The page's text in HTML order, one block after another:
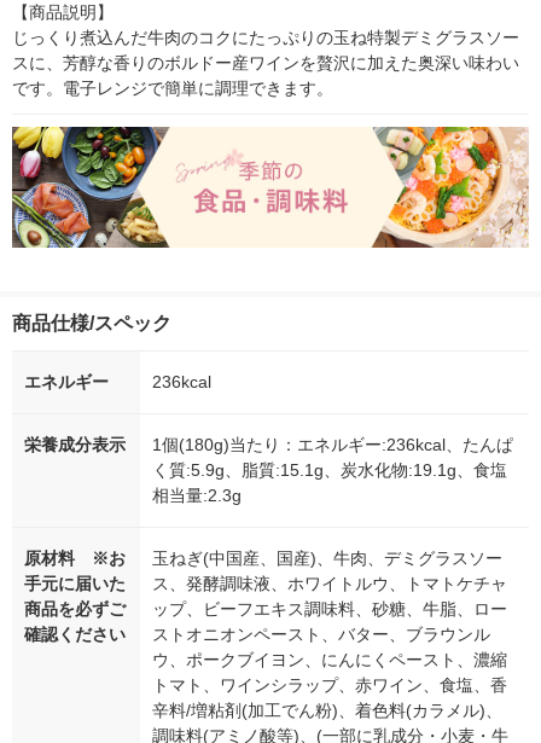
【商品説明】
じっくり煮込んだ牛肉のコクにたっぷりの玉ね特製デミグラスソー
スに、芳醇な香りのボルドー産ワインを贅沢に加えた奥深い味わい
です。電子レンジで簡単に調理できます。
商品仕様/スペック
エネルギー 236kcal
栄養成分表示
1個(180g)当たり：エネルギー:236kcal、たんぱ
く質:5.9g、脂質:15.1g、炭水化物:19.1g、食塩
相当量:2.3g
原材料 ※お
手元に届いた
商品を必ずご
確認ください
玉ねぎ(中国産、国産)、牛肉、デミグラスソー
ス、発酵調味液、ホワイトルウ、トマトケチャ
ップ、ビーフエキス調味料、砂糖、牛脂、ロー
ストオニオンペースト、バター、ブラウンル
ウ、ポークブイヨン、にんにくペースト、濃縮
トマト、ワインシラップ、赤ワイン、食塩、香
辛料/増粘剤(加工でん粉)、着色料(カラメル)、
調味料(アミノ酸等)、(一部に乳成分・小麦・牛